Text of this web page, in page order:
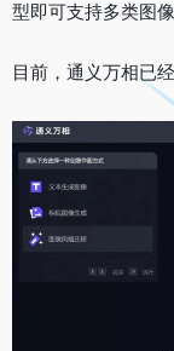
型即可支持多类图
目前，通义万相已